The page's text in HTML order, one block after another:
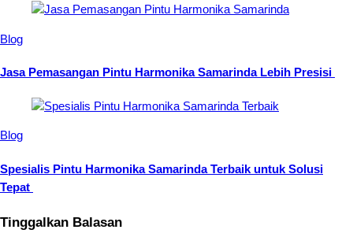
Blog
Jasa Pemasangan Pintu Harmonika Samarinda Lebih Presisi
Blog
Spesialis Pintu Harmonika Samarinda Terbaik untuk Solusi
Tepat
Tinggalkan Balasan